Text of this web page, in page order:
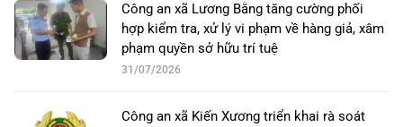
Công an xã Lương Bằng tăng cường phối
hợp kiểm tra, xử lý vi phạm về hàng giả, xâm
phạm quyền sở hữu trí tuệ
31/07/2026
Công an xã Kiến Xương triển khai rà soát